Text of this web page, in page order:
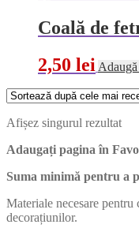
Coală de
2,50 lei
Afișez singurul rezultat
Adaugați pagina în
Suma minimă pentru a
Materiale necesare
decorațiunilor.